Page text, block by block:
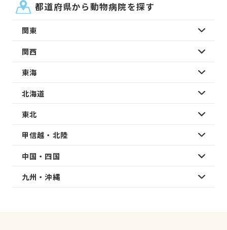
都道府県から動物病院を探す
関東
関西
東海
北海道
東北
甲信越・北陸
中国・四国
九州・沖縄